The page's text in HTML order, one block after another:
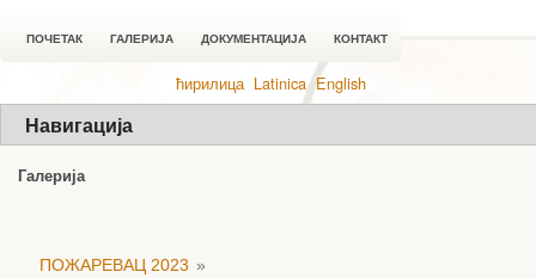
ПОЧЕТАК ГАЛЕРИЈА ДОКУМЕНТАЦИЈА КОНТАКТ
ћирилица Latinica English
Навигација
Галерија
ПОЖАРЕВАЦ 2023 »